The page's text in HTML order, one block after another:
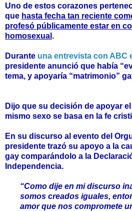
Uno de estos corazones
que hasta fecha tan reciente
profesó públicamente estar en
homosexual .
Durante una entrevista con ABC
presidente anunció que había
tema, y apoyaría “matrimonio”
Dijo que su decisión de apoyar
mismo sexo se basa en la fe
En su discurso al evento del
presidente trazó su apoyo a la
gay comparándolo a la
Independencia.
“Como dije en mi discurso
somos creados iguales,
amor que nos compromete